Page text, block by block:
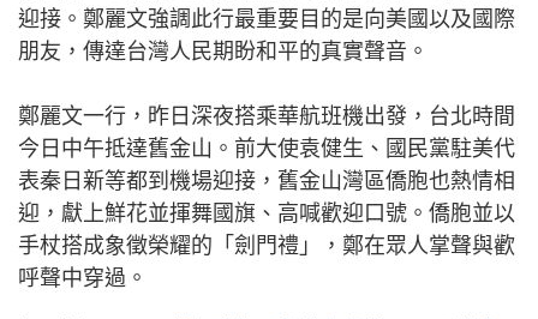
迎接。鄭麗文強調此行最重要目的是向美國以及國際
朋友，傳達台灣人民期盼和平的真實聲音。
鄭麗文一行，昨日深夜搭乘華航班機出發，台北時間
今日中午抵達舊金山。前大使袁健生、國民黨駐美代
表秦日新等都到機場迎接，舊金山灣區僑胞也熱情相
迎，獻上鮮花並揮舞國旗、高喊歡迎口號。僑胞並以
手杖搭成象徵榮耀的「劍門禮」，鄭在眾人掌聲與歡
呼聲中穿過。